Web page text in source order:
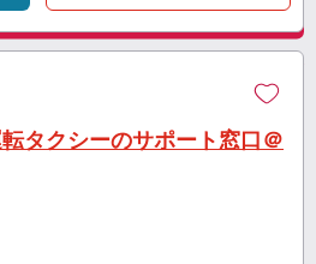
タクシーのサポート窓口＠